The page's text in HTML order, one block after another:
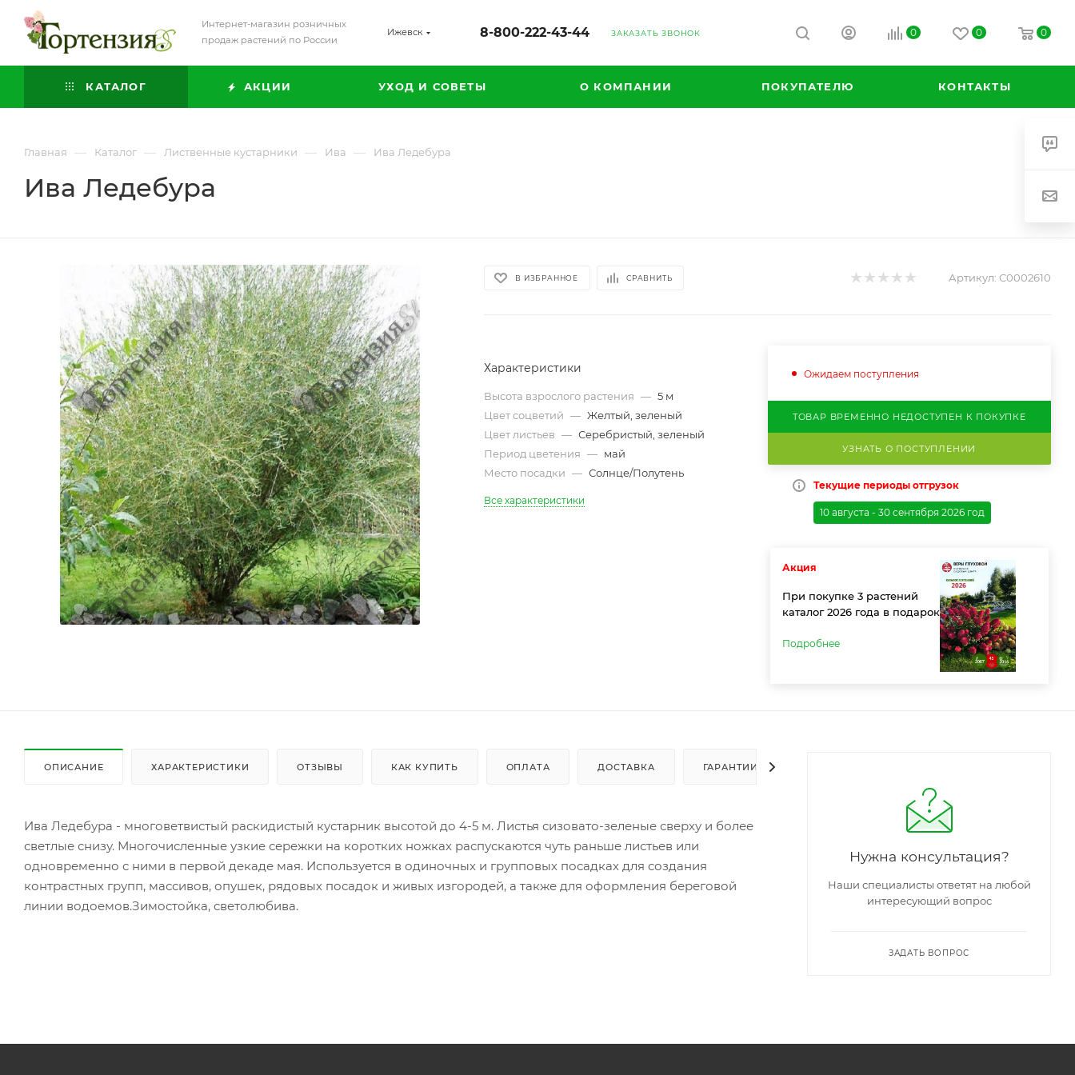
Интернет-магазин розничных
продаж растений по России
Ижевск 8-800-222-43-44 ЗАКАЗАТЬ ЗВОНОК 0 0 0
КАТАЛОГ АКЦИИ УХОД И СОВЕТЫ О КОМПАНИИ ПОКУПАТЕЛЮ КОНТАКТЫ
Главная — Каталог — Лиственные кустарники — Ива — Ива Ледебура
Ива Ледебура
В ИЗБРАННОЕ СРАВНИТЬ Артикул: С0002610
Характеристики
Высота взрослого растения — 5 м
Цвет соцветий — Желтый, зеленый
Цвет листьев — Серебристый, зеленый
Период цветения — май
Место посадки — Солнце/Полутень
Все характеристики
Ожидаем поступления
ТОВАР ВРЕМЕННО НЕДОСТУПЕН К ПОКУПКЕ
УЗНАТЬ О ПОСТУПЛЕНИИ
Текущие периоды отгрузок
10 августа - 30 сентября 2026 год
Акция
При покупке 3 растений
каталог 2026 года в подарок
Подробнее
ОПИСАНИЕ ХАРАКТЕРИСТИКИ ОТЗЫВЫ КАК КУПИТЬ ОПЛАТА ДОСТАВКА ГАРАНТИИ
Ива Ледебура - многоветвистый раскидистый кустарник высотой до 4-5 м. Листья сизовато-зеленые сверху и более
светлые снизу. Многочисленные узкие сережки на коротких ножках распускаются чуть раньше листьев или
одновременно с ними в первой декаде мая. Используется в одиночных и групповых посадках для создания
контрастных групп, массивов, опушек, рядовых посадок и живых изгородей, а также для оформления береговой
линии водоемов.Зимостойка, светолюбива.
Нужна консультация?
Наши специалисты ответят на любой
интересующий вопрос
ЗАДАТЬ ВОПРОС